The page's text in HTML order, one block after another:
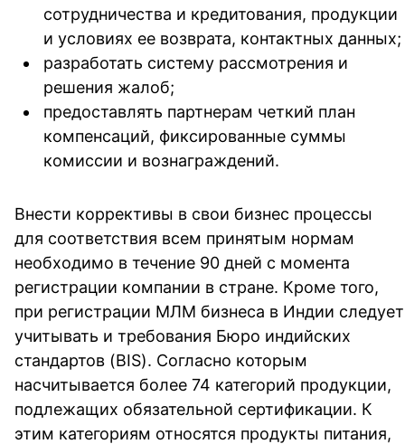
сотрудничества и кредитования, продукции
и условиях ее возврата, контактных данных;
разработать систему рассмотрения и
решения жалоб;
предоставлять партнерам четкий план
компенсаций, фиксированные суммы
комиссии и вознаграждений.
Внести коррективы в свои бизнес процессы
для соответствия всем принятым нормам
необходимо в течение 90 дней с момента
регистрации компании в стране. Кроме того,
при регистрации МЛМ бизнеса в Индии следует
учитывать и требования Бюро индийских
стандартов (BIS). Согласно которым
насчитывается более 74 категорий продукции,
подлежащих обязательной сертификации. К
этим категориям относятся продукты питания,